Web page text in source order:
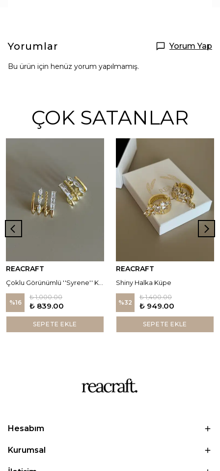
Yorumlar Yorum Yap
Bu ürün için henüz yorum yapılmamış.
ÇOK SATANLAR
REACRAFT
%16
₺ 1,000.00
₺ 839.00
SEPETE EKLE
REACRAFT
Shiny Halka Küpe
%32
₺ 1,400.00
₺ 949.00
SEPETE EKLE
Hesabım
Kurumsal